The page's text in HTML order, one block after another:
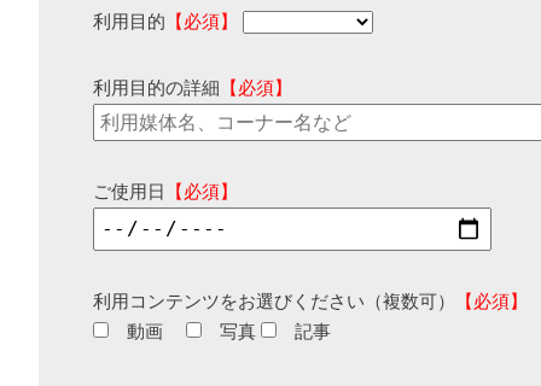
利用目的 【必須】
利用目的の詳細 【必須】
ご使用日 【必須】
利用コンテンツをお選びください（複数可）
【必須】
動画
写真 記事